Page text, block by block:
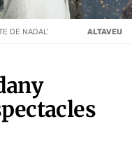
DE NADAL' ALTAVEU